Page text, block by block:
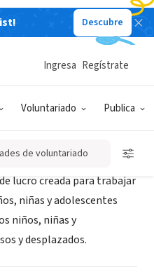
Descubre
Voluntariado Publica
Ingresa Regístrate
de voluntariado
SONRISAS
lucro creada para trabajar
niñas y adolescentes
niños, niñas y
y desplazados.